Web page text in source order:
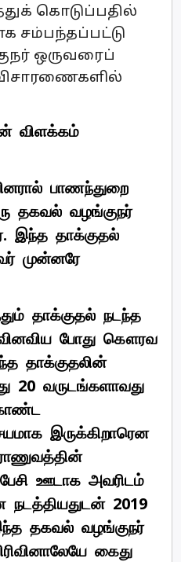
கொடுப்பதில்
சம்பந்தப்பட்டு
ஒருவரைப்
விளக்கம்
பாணந்துறை
தகவல் வழங்குநர்
இந்த தாக்குதல்
முன்னரே
தாக்குதல் நடந்த
போது கௌரவ
தாக்குதலின்
20 வருடங்களாவது
இருக்கிறாரென
ஊடாக அவரிடம்
2019
தகவல் வழங்குநர்
கைது